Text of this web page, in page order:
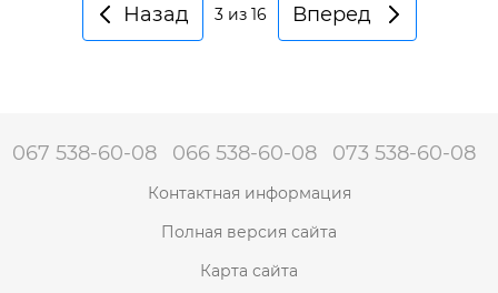
Назад 3из 16 Вперед
067 538-60-08 066 538-60-08 073 538-60-08
Контактная информация
Полная версия сайта
Карта сайта